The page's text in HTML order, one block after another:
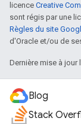
licence Creative
sont régis par une
Règles du site
d'Oracle et/ou de
Dernière mise à jour
Blog
Stack